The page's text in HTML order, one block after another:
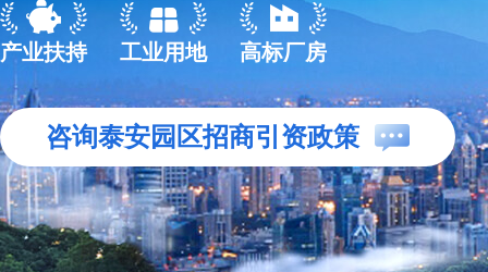
产业扶持 工业用地 高标厂房
咨询泰安园区招商引资政策